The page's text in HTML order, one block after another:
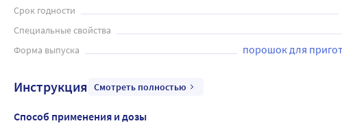
Срок годности
Специальные свойства
Форма выпуска порошок для
Инструкция Смотреть полностью
Способ применения и дозы